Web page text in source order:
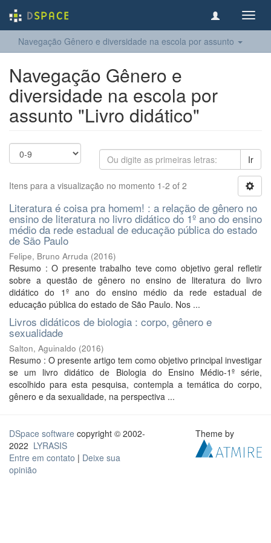
Navegação Gênero e diversidade na escola por assunto
Navegação Gênero e
diversidade na escola por
assunto "Livro didático"
Ir
Itens para a visualização no momento 1-2 of 2
Literatura é coisa pra homem! : a relação de gênero no
ensino de literatura no livro didático do 1º ano do ensino
médio da rede estadual de educação pública do estado
de São Paulo
Felipe, Bruno Arruda (2016)
Resumo : O presente trabalho teve como objetivo geral refletir
sobre a questão de gênero no ensino de literatura do livro
didático do 1º ano do ensino médio da rede estadual de
educação pública do estado de São Paulo. Nos ...
Livros didáticos de biologia : corpo, gênero e
sexualidade
Salton, Aguinaldo (2016)
Resumo : O presente artigo tem como objetivo principal investigar
se um livro didático de Biologia do Ensino Médio-1º série,
escolhido para esta pesquisa, contempla a temática do corpo,
gênero e da sexualidade, na perspectiva ...
DSpace software copyright © 2002-
2022 LYRASIS
Entre em contato | Deixe sua
opinião
Theme by